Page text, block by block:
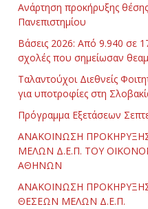
Ανάρτηση προκήρυξης
Πανεπιστημίου
Βάσεις 2026: Από 9.940 σε
σχολές που σημείωσαν
Ταλαντούχοι Διεθνείς
για υποτροφίες στη
Πρόγραμμα Εξετάσεων
ΑΝΑΚΟΙΝΩΣΗ
ΜΕΛΩΝ Δ.Ε.Π. ΤΟΥ
ΑΘΗΝΩΝ
ΑΝΑΚΟΙΝΩΣΗ
ΘΕΣΕΩΝ ΜΕΛΩΝ Δ.Ε.Π.